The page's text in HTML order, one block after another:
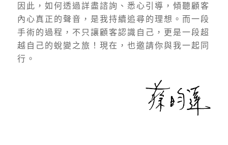
因此，如何透過詳盡諮詢、悉心引導，傾聽顧客
內心真正的聲音，是我持續追尋的理想。而一段
手術的過程，不只讓顧客認識自己，更是一段超
越自己的蛻變之旅！現在，也邀請你與我一起同
行。